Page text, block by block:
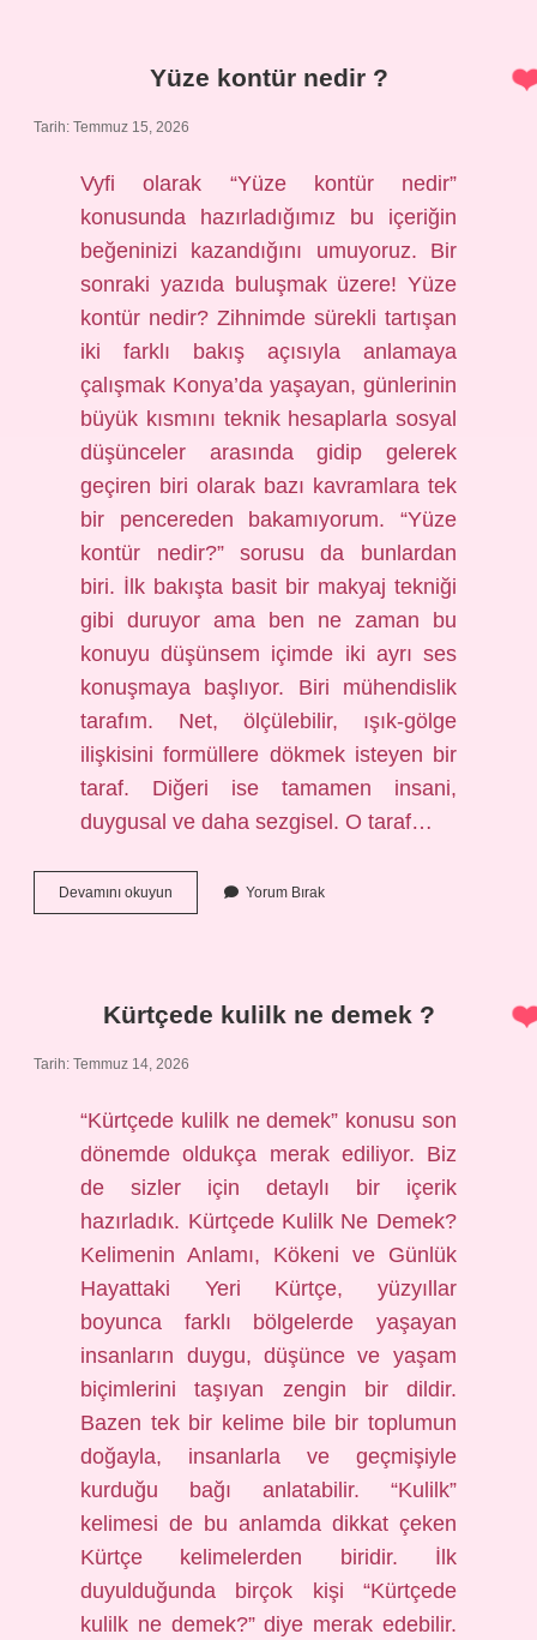
Yüze kontür nedir ?
Tarih: Temmuz 15, 2026
Vyfi olarak “Yüze kontür nedir”
konusunda hazırladığımız bu içeriğin
beğeninizi kazandığını umuyoruz. Bir
sonraki yazıda buluşmak üzere! Yüze
kontür nedir? Zihnimde sürekli tartışan
iki farklı bakış açısıyla anlamaya
çalışmak Konya’da yaşayan, günlerinin
büyük kısmını teknik hesaplarla sosyal
düşünceler arasında gidip gelerek
geçiren biri olarak bazı kavramlara tek
bir pencereden bakamıyorum. “Yüze
kontür nedir?” sorusu da bunlardan
biri. İlk bakışta basit bir makyaj tekniği
gibi duruyor ama ben ne zaman bu
konuyu düşünsem içimde iki ayrı ses
konuşmaya başlıyor. Biri mühendislik
tarafım. Net, ölçülebilir, ışık-gölge
ilişkisini formüllere dökmek isteyen bir
taraf. Diğeri ise tamamen insani,
duygusal ve daha sezgisel. O taraf…
Devamını okuyun
kontür
Yorum Bırak
Kürtçede kulilk ne demek ?
Tarih: Temmuz 14, 2026
“Kürtçede kulilk ne demek” konusu son
dönemde oldukça merak ediliyor. Biz
de sizler için detaylı bir içerik
hazırladık. Kürtçede Kulilk Ne Demek?
Kelimenin Anlamı, Kökeni ve Günlük
Hayattaki Yeri Kürtçe, yüzyıllar
boyunca farklı bölgelerde yaşayan
insanların duygu, düşünce ve yaşam
biçimlerini taşıyan zengin bir dildir.
Bazen tek bir kelime bile bir toplumun
doğayla, insanlarla ve geçmişiyle
kurduğu bağı anlatabilir. “Kulilk”
kelimesi de bu anlamda dikkat çeken
Kürtçe kelimelerden biridir. İlk
duyulduğunda birçok kişi “Kürtçede
kulilk ne demek?” diye merak edebilir.